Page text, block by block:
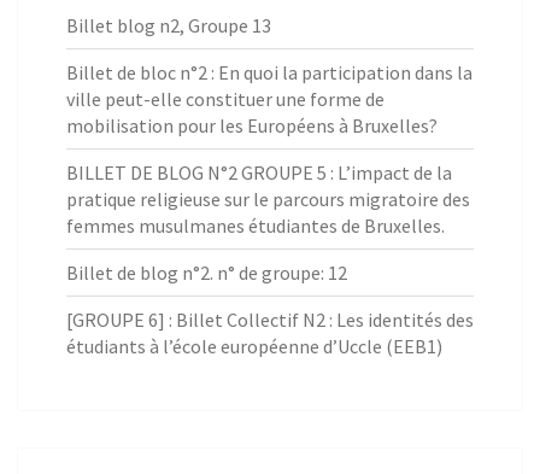
Billet blog n2, Groupe 13
Billet de bloc n°2 : En quoi la participation dans la
ville peut-elle constituer une forme de
mobilisation pour les Européens à Bruxelles?
BILLET DE BLOG N°2 GROUPE 5 : L’impact de la
pratique religieuse sur le parcours migratoire des
femmes musulmanes étudiantes de Bruxelles.
Billet de blog n°2. n° de groupe: 12
[GROUPE 6] : Billet Collectif N2 : Les identités des
étudiants à l’école européenne d’Uccle (EEB1)